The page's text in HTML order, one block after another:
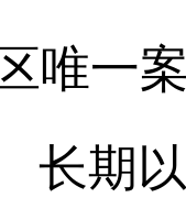
区唯一
长期